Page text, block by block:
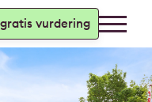
gratis vurdering